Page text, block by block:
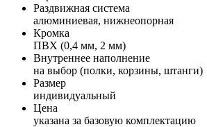
Раздвижная система
алюминиевая, нижнеопорная
Кромка
ПВХ (0,4 мм, 2 мм)
Внутреннее наполнение
на выбор (полки, корзины, штанги)
Размер
индивидуальный
Цена
указана за базовую комплектацию